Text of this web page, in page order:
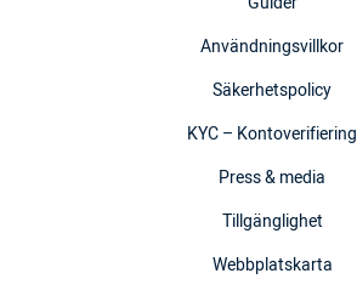
Användningsvillkor
Säkerhetspolicy
KYC – Kontoverifiering
Press & media
Tillgänglighet
Webbplatskarta